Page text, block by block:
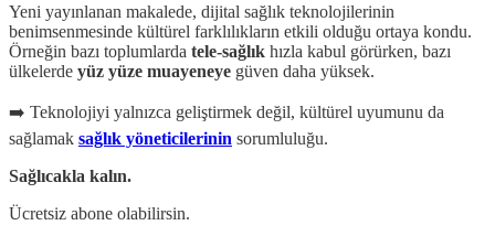
Yeni yayınlanan makalede, dijital sağlık teknolojilerinin
benimsenmesinde kültürel farklılıkların etkili olduğu ortaya kondu.
Örneğin bazı toplumlarda tele-sağlık hızla kabul görürken, bazı
ülkelerde yüz yüze muayeneye güven daha yüksek.
➡️ Teknolojiyi yalnızca geliştirmek değil, kültürel uyumunu da
sağlamak sağlık yöneticilerinin sorumluluğu.
Sağlıcakla kalın.
Ücretsiz abone olabilirsin.